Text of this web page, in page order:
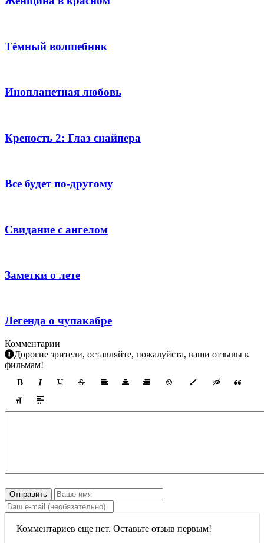
Тёмный волшебник
Инопланетная любовь
Крепость 2: Глаз снайпера
Все будет по-другому
Свидание с ангелом
Заметки о лете
Легенда о чупакабре
Комментарии
Дорогие зрители, оставляйте, пожалуйста, ваши отзывы к
фильмам!
Отправить
Комментариев еще нет. Оставьте отзыв первым!